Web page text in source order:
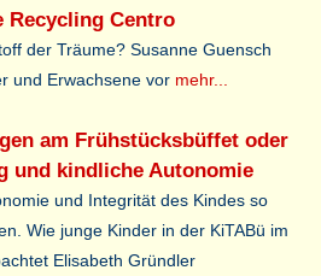
Recycling Centro
der Träume? Susanne Guensch
und Erwachsene vor mehr...
am Frühstücksbüffet oder
und kindliche Autonomie
und Integrität des Kindes so
Wie junge Kinder in der KiTABü im
Elisabeth Gründler